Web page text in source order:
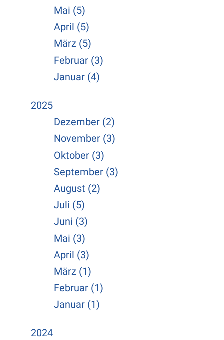
Mai (5)
April (5)
März (5)
Februar (3)
Januar (4)
2025
Dezember (2)
November (3)
Oktober (3)
September (3)
August (2)
Juli (5)
Juni (3)
Mai (3)
April (3)
März (1)
Februar (1)
Januar (1)
2024